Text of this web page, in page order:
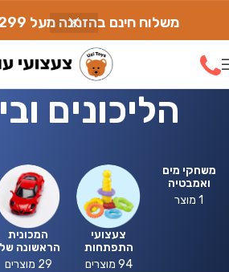
משלוח חינם בהזמנה מעל 299 ש"ח
הליכונים
משחקי מים
ואמבטיה
1 מוצר
צעצועי
התפתחות
94 מוצרים
המכונית
הראשונה
29 מוצרים